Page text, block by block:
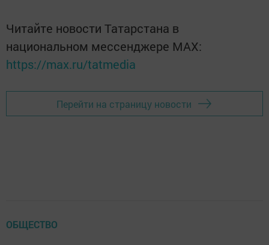
Читайте новости Татарстана в
национальном мессенджере MАХ:
https://max.ru/tatmedia
Перейти на страницу новости
ОБЩЕСТВО